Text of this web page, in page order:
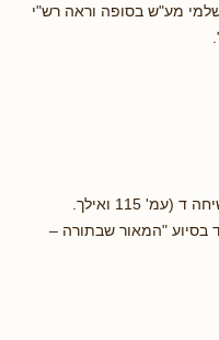
מע"ש בסופה וראה רש"י
לקוטי שיחות חלק יט, עקב שיחה ד (עמ' 115 ואילך.
ואילך). העיבוד בסיוע "המאור שבתורה –